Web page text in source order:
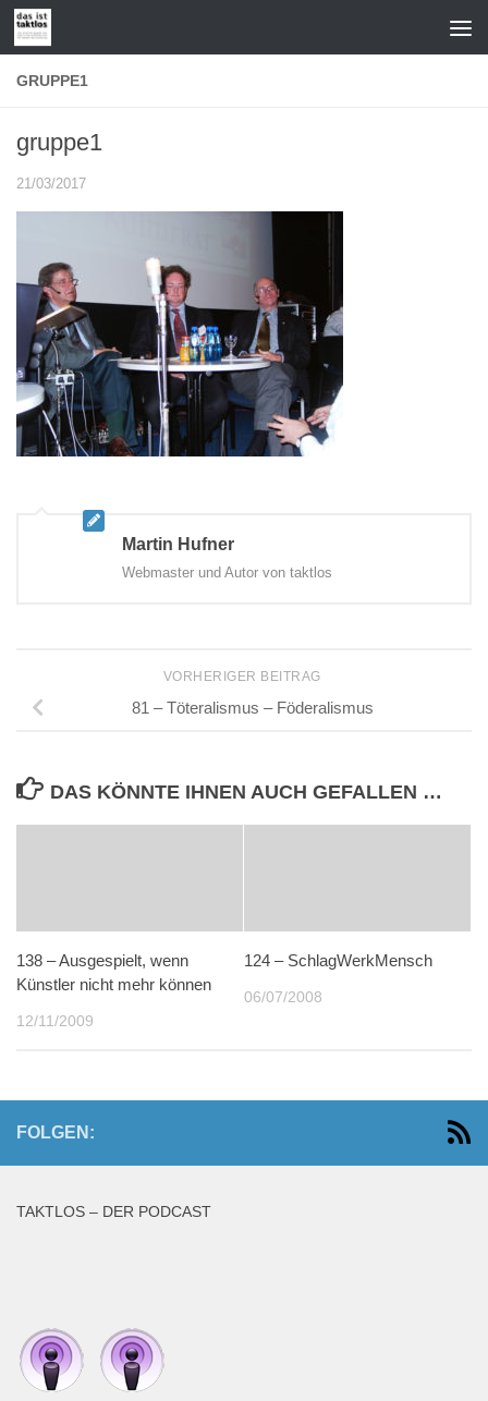
Zum Inhalt springen
GRUPPE1
gruppe1
21/03/2017
Martin Hufner
Webmaster und Autor von taktlos
VORHERIGER BEITRAG
81 – Töteralismus – Föderalismus
DAS KÖNNTE IHNEN AUCH GEFALLEN …
138 – Ausgespielt, wenn
Künstler nicht mehr können
12/11/2009
124 – SchlagWerkMensch
06/07/2008
FOLGEN:
TAKTLOS – DER PODCAST